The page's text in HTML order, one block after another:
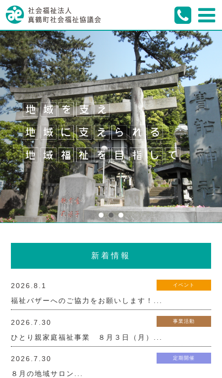
新着情報
2026.8.1 イベント
福祉バザーへのご協力をお願いします！...
2026.7.30 事業活動
ひとり親家庭福祉事業 ８月３日（月）...
2026.7.30 定期開催
８月の地域サロン...